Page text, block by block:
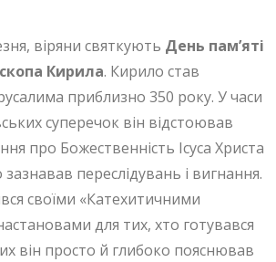
віряни святкують День пам’яті
Кирила. Кирило став
приблизно 350 року. У часи
суперечок він відстоював
про Божественність Ісуса Христа
переслідувань і вигнання.
своїми «Катехитичними
для тих, хто готувався
він просто й глибоко пояснював